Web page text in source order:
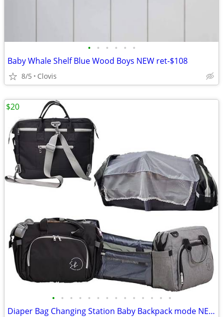
• • • • • •
Baby Whale Shelf Blue Wood Boys NEW ret-$108
8/5 Clovis
• • • • • • • • • • • • • •
Diaper Bag Changing Station Baby Backpack mode NEW
$20